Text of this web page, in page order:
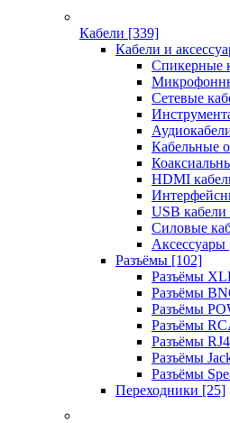
Кабели [339]
Кабели и
Спикерные
Сетевые
Кабельные
HDMI
USB кабели
Силовые
Аксессуары
Разъёмы [102]
Разъёмы
Разъёмы
Разъёмы
Разъёмы
Разъёмы
Разъёмы
Разъёмы
Переходники [25]